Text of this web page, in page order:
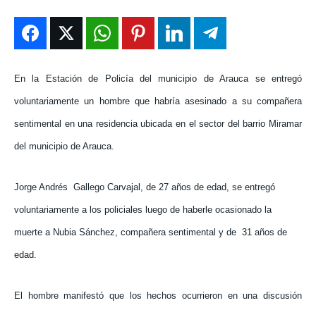
EN VIVO
NOSOTROS
INSTITUCIONAL
EN VIVO
NOSOTROS
INSTITUCIONAL
EN VIVO
NOSOTROS
EN VIVO
NOSOTROS
En la Estación de Policía del municipio de Arauca se entregó
voluntariamente un hombre que habría asesinado a su compañera
sentimental en una residencia ubicada en el sector del barrio Miramar
del municipio de Arauca.
Jorge Andrés Gallego Carvajal, de 27 años de edad, se entregó
voluntariamente a los policiales luego de haberle ocasionado la
muerte a Nubia Sánchez, compañera sentimental y de 31 años de
edad.
El hombre manifestó que los hechos ocurrieron en una discusión